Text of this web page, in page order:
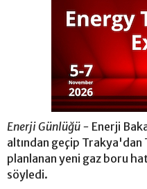
Enerji Günlüğü - Enerji
altından geçip Trakya'dan
planlanan yeni gaz boru
söyledi.